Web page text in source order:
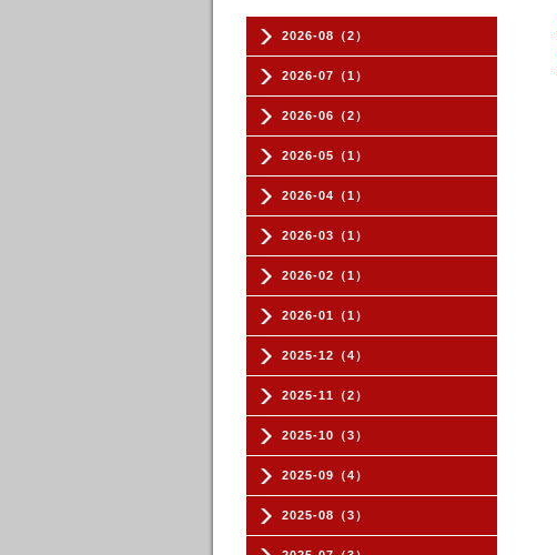
2026-08（2）
2026-07（1）
2026-06（2）
2026-05（1）
2026-04（1）
2026-03（1）
2026-02（1）
2026-01（1）
2025-12（4）
2025-11（2）
2025-10（3）
2025-09（4）
2025-08（3）